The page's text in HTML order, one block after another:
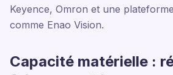
Keyence, Omron et une
comme Enao Vision.
Capacité matérielle :